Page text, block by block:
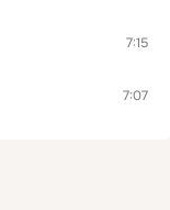
7:15
7:07